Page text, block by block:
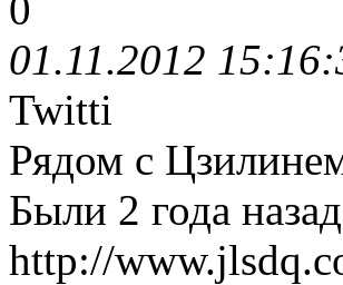
01.11.2012
Twitti
Рядом с
Были 2 года
http://